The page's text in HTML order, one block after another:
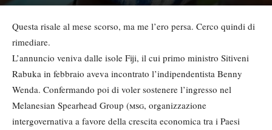
Questa risale al mese scorso, ma me l’ero persa. Cerco quindi di
rimediare.
L’annuncio veniva dalle isole Fiji, il cui primo ministro Sitiveni
Rabuka in febbraio aveva incontrato l’indipendentista Benny
Wenda. Confermando poi di voler sostenere l’ingresso nel
Melanesian Spearhead Group (msg, organizzazione
intergovernativa a favore della crescita economica tra i Paesi